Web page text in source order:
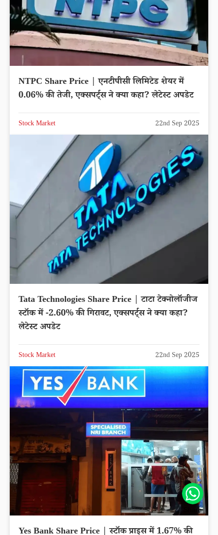
NTPC Share Price | एनटीपीसी लिमिटेड शेयर में
0.06% की तेजी, एक्सपर्ट्स ने क्या कहा? लेटेस्ट अपडेट
Stock Market 22nd Sep 2025
Tata Technologies Share Price | टाटा टेक्नोलॉजीज
स्टॉक में -2.60% की गिरावट, एक्सपर्ट्स ने क्या कहा?
लेटेस्ट अपडेट
Stock Market 22nd Sep 2025
Yes Bank Share Price | स्टॉक प्राइस में 1.67% की
Share